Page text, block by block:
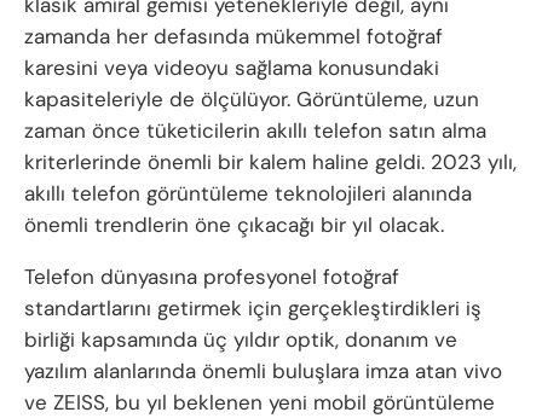
zamanda her defasında mükemmel fotoğraf
karesini veya videoyu sağlama konusundaki
kapasiteleriyle de ölçülüyor. Görüntüleme, uzun
zaman önce tüketicilerin akıllı telefon satın alma
kriterlerinde önemli bir kalem haline geldi. 2023 yılı,
akıllı telefon görüntüleme teknolojileri alanında
önemli trendlerin öne çıkacağı bir yıl olacak.
Telefon dünyasına profesyonel fotoğraf
standartlarını getirmek için gerçekleştirdikleri iş
birliği kapsamında üç yıldır optik, donanım ve
yazılım alanlarında önemli buluşlara imza atan vivo
ve ZEISS, bu yıl beklenen yeni mobil görüntüleme